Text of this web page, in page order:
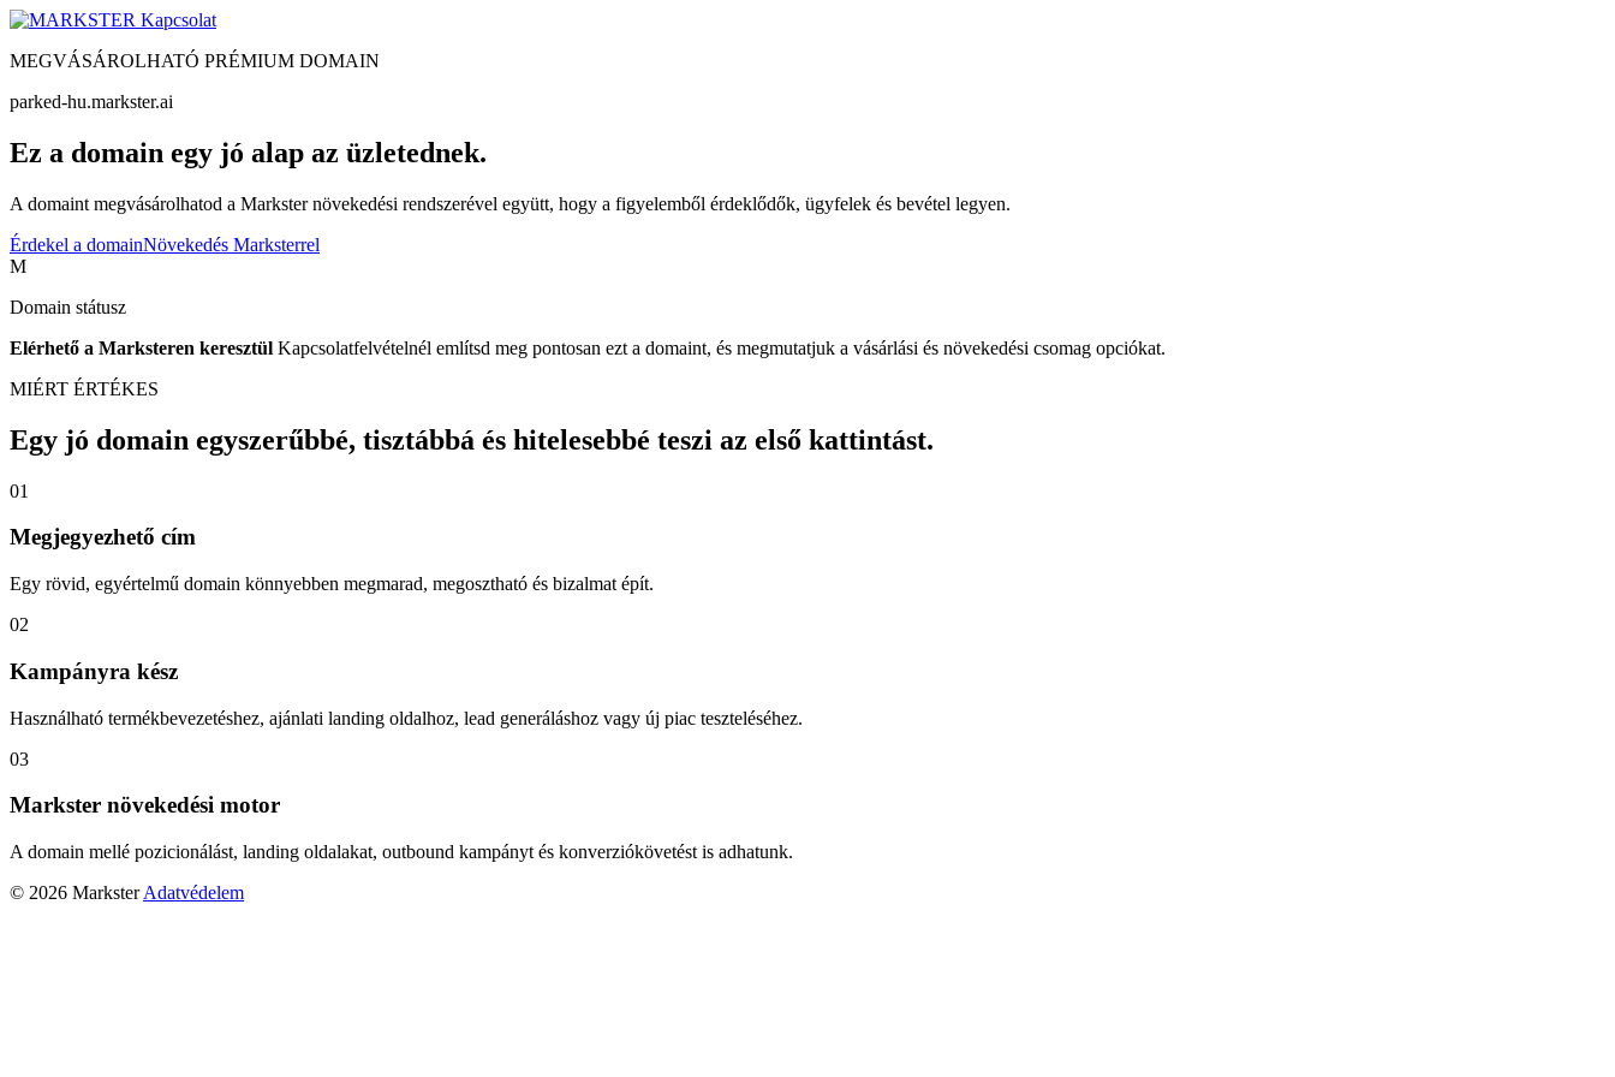
Kapcsolat
MEGVÁSÁROLHATÓ PRÉMIUM DOMAIN
parked-hu.markster.ai
Ez a domain egy jó alap az üzletednek.
A domaint megvásárolhatod a Markster növekedési rendszerével együtt, hogy a figyelemből érdeklődők, ügyfelek és bevétel legyen.
Érdekel a domainNövekedés Marksterrel
M
Domain státusz
Elérhető a Marksteren keresztül Kapcsolatfelvételnél említsd meg pontosan ezt a domaint, és megmutatjuk a vásárlási és növekedési csomag opciókat.
MIÉRT ÉRTÉKES
Egy jó domain egyszerűbbé, tisztábbá és hitelesebbé teszi az első kattintást.
01
Megjegyezhető cím
Egy rövid, egyértelmű domain könnyebben megmarad, megosztható és bizalmat épít.
02
Kampányra kész
Használható termékbevezetéshez, ajánlati landing oldalhoz, lead generáláshoz vagy új piac teszteléséhez.
03
Markster növekedési motor
A domain mellé pozicionálást, landing oldalakat, outbound kampányt és konverziókövetést is adhatunk.
© 2026 Markster Adatvédelem